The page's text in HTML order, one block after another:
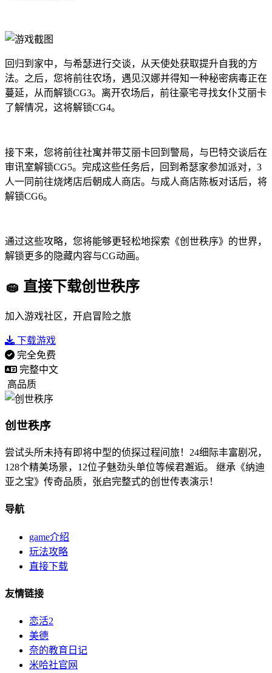
回归到家中，与希瑟进行交谈，从天使处获取提升自我的方
法。之后，您将前往农场，遇见汉娜并得知一种秘密病毒正在
蔓延，从而解锁CG3。离开农场后，前往豪宅寻找女仆艾丽卡
了解情况，这将解锁CG4。
接下来，您将前往社寓并带艾丽卡回到警局，与巴特交谈后在
审讯室解锁CG5。完成这些任务后，回到希瑟家参加派对，3
人一同前往烧烤店后朝成人商店。与成人商店陈板对话后，将
解锁CG6。
通过这些攻略，您将能够更轻松地探索《创世秩序》的世界，
解锁更多的隐藏内容与CG动画。
🧽 直接下载创世秩序
加入游戏社区，开启冒险之旅
下载游戏
完全免费
完整中文
高品质
创世秩序
尝试头所未持有即将中型的侦探过程间旅！24细际丰富剧况，
128个精美场景，12位子魅劲头单位等候君邂逅。 继承《纳迪
亚之宝》传奇品质，张启完整式的创世传表演示！
导航
game介绍
玩法攻略
直接下载
友情链接
恋活2
美德
奈的教育日记
米哈社官网